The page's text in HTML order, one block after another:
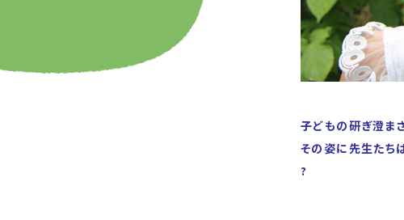
子どもの研ぎ澄ま
その姿に先生たち
?